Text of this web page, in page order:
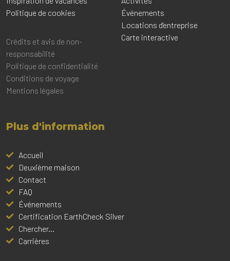
Politique de cookies
Crédits et avis de non-
responsabilité
Politique de confidentialité
Conditions de voyage
Mentions légales
Événements
Locations d'entreprise
Carte interactive
Plus d'information
Accueil
Deuxième maison
Contact
FAQ
Événements
Certification EarthCheck Silver
Chercher...
Carrières